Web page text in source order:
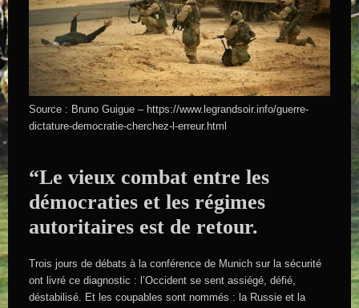
Source : Bruno Guigue – https://www.legrandsoir.info/guerre-
dictature-democratie-cherchez-l-erreur.html
“Le vieux combat entre les
démocraties et les régimes
autoritaires est de retour.
Trois jours de débats à la conférence de Munich sur la sécurité
ont livré ce diagnostic : l’Occident se sent assiégé, défié,
déstabilisé. Et les coupables sont nommés : la Russie et la